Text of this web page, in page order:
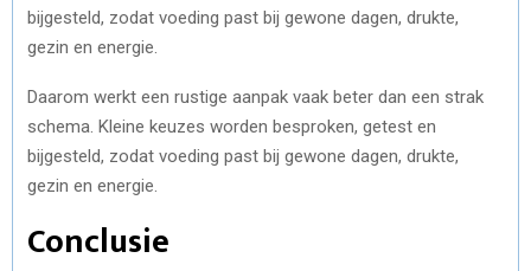
bijgesteld, zodat voeding past bij gewone dagen, drukte,
gezin en energie.
Daarom werkt een rustige aanpak vaak beter dan een strak
schema. Kleine keuzes worden besproken, getest en
bijgesteld, zodat voeding past bij gewone dagen, drukte,
gezin en energie.
Conclusie